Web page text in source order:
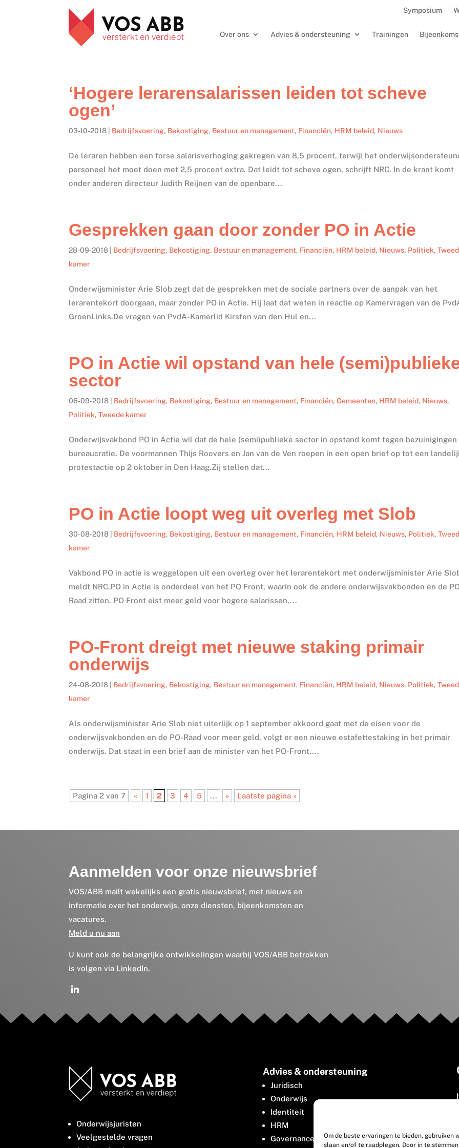
Om de beste ervaringen te bieden,
slaan en/of te raadplegen. Door in te
Symposium
Over ons Advies & ondersteuning Trainingen
‘Hogere lerarensalarissen leiden tot scheve
ogen’
03-10-2018 Bedrijfsvoering, Bekostiging, Bestuur en management, Financiën, HRM beleid, Nieuws
De leraren hebben een forse salarisverhoging gekregen van 8,5 procent, terwijl het
personeel het moet doen met 2,5 procent extra. Dat leidt tot scheve ogen, schrijft NRC. In de krant komt
onder anderen directeur Judith Reijnen van de openbare...
Gesprekken gaan door zonder PO in Actie
28-09-2018 Bedrijfsvoering, Bekostiging, Bestuur en management, Financiën, HRM beleid, Nieuws, Politiek,
kamer
Onderwijsminister Arie Slob zegt dat de gesprekken met de sociale partners over de aanpak van het
lerarentekort doorgaan, maar zonder PO in Actie. Hij laat dat weten in reactie op Kamervragen van de
GroenLinks.De vragen van PvdA-Kamerlid Kirsten van den Hul en...
PO in Actie wil opstand van hele
sector
06-09-2018 Bedrijfsvoering, Bekostiging, Bestuur en management, Financiën,Gemeenten, HRM beleid, Nieuws,
Politiek,Tweede kamer
Onderwijsvakbond PO in Actie wil dat de hele (semi)publieke sector in opstand komt tegen bezuinigingen
bureaucratie. De voormannen Thijs Roovers en Jan van de Ven roepen in een open brief op tot een
protestactie op 2 oktober in Den Haag.Zij stellen dat...
PO in Actie loopt weg uit overleg met Slob
30-08-2018 Bedrijfsvoering, Bekostiging, Bestuur en management, Financiën, HRM beleid, Nieuws, Politiek,
kamer
Vakbond PO in actie is weggelopen uit een overleg over het lerarentekort met onderwijsminister Arie
meldt NRC.PO in Actie is onderdeel van het PO Front, waarin ook de andere onderwijsvakbonden en de
Raad zitten. PO Front eist meer geld voor hogere salarissen,...
PO-Front dreigt met nieuwe staking primair
onderwijs
24-08-2018 Bedrijfsvoering, Bekostiging, Bestuur en management, Financiën, HRM beleid, Nieuws, Politiek,
kamer
Als onderwijsminister Arie Slob niet uiterlijk op 1 september akkoord gaat met de eisen voor de
onderwijsvakbonden en de PO-Raad voor meer geld, volgt er een nieuwe estafettestaking in het primair
onderwijs. Dat staat in een brief aan de minister van het PO-Front,...
Pagina 2 van 7 « 1 2 3 4 5 ... » Laatste pagina »
Aanmelden voor onze nieuwsbrief
VOS/ABB mailt wekelijks een gratis nieuwsbrief, met nieuws en
informatie over het onderwijs, onze diensten, bijeenkomsten en
vacatures.
Meld u nu aan
U kunt ook de belangrijke ontwikkelingen waarbij VOS/ABB betrokken
is volgen via LinkedIn.
Onderwijsjuristen
Veelgestelde vragen
Advies & ondersteuning
Juridisch
Onderwijs
Identiteit
HRM
Governance